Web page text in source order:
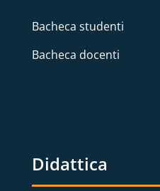
Bacheca studenti
Bacheca docenti
Didattica